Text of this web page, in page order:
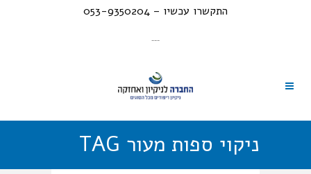
התקשרו עכשיו – 053-9350204
---
ניקוי ספות מעור TAG